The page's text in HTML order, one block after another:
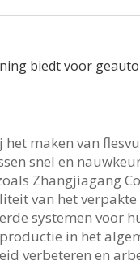
maken van
snel en
Zhangjiagang
van het
systemen voor
in het
verbeteren en